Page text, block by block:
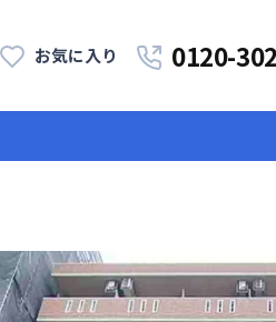
お気に入り 0120-